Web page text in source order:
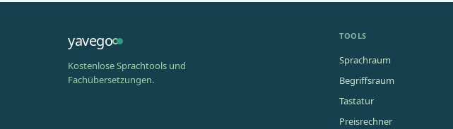
yavego
Kostenlose Sprachtools und
Fachübersetzungen.
TOOLS
Sprachraum
Begriffsraum
Tastatur
Preisrechner